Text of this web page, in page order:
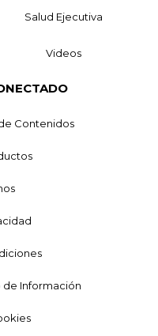
Salud Ejecutiva
Videos
Contenidos
de Información